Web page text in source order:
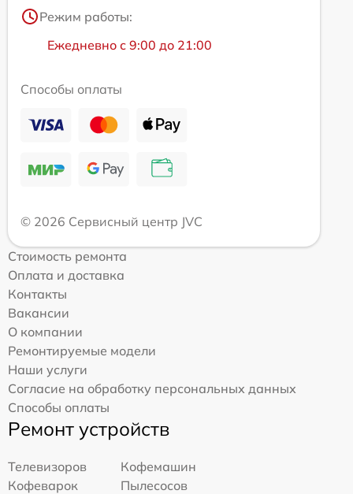
Режим работы:
Ежедневно с 9:00 до 21:00
Способы оплаты
© 2026 Сервисный центр JVC
Стоимость ремонта
Оплата и доставка
Контакты
Вакансии
О компании
Ремонтируемые модели
Наши услуги
Согласие на обработку персональных данных
Способы оплаты
Ремонт устройств
Телевизоров
Кофемашин
Кофеварок
Пылесосов